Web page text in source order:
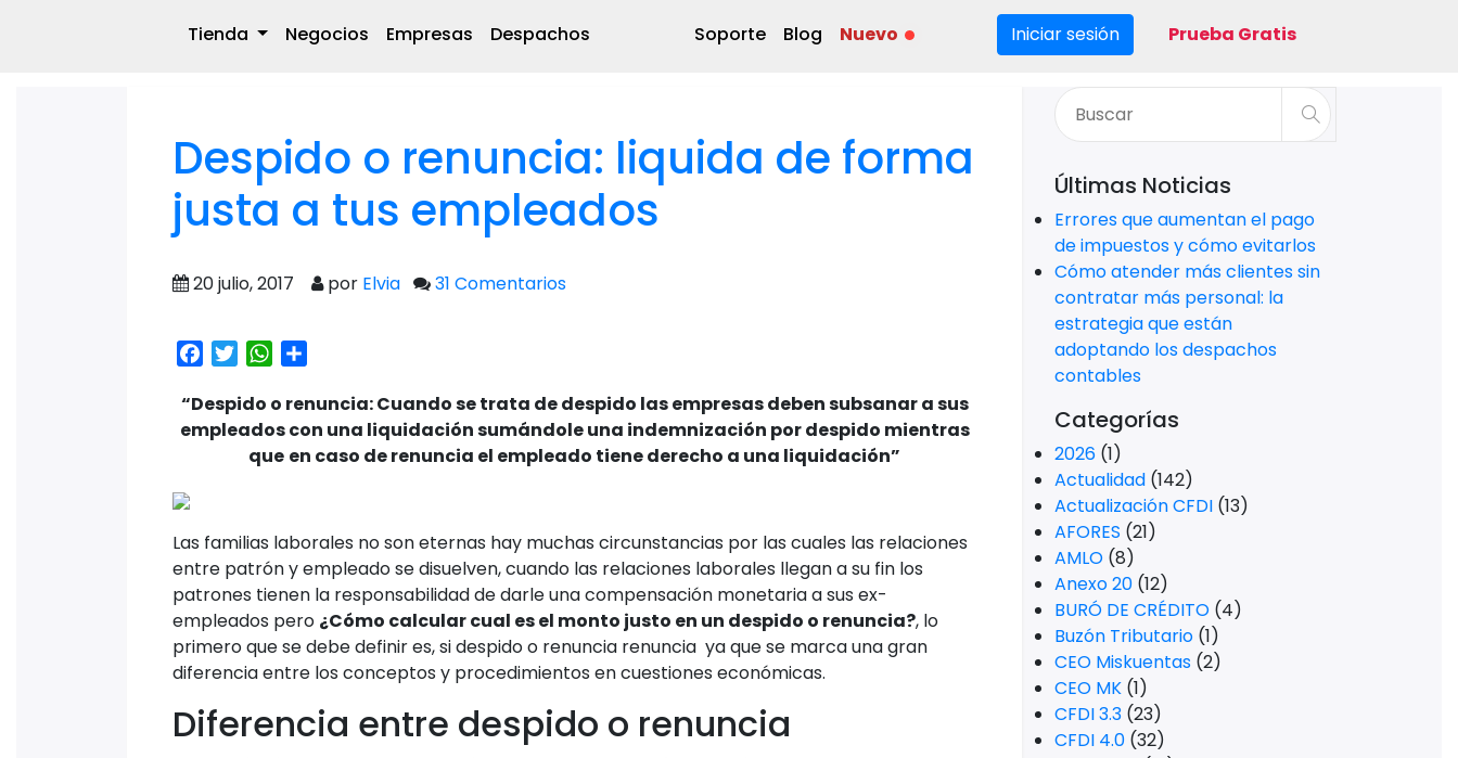
Tienda Negocios Empresas Despachos Soporte Blog Nuevo Iniciar sesión Prueba Gratis
Despido o renuncia: liquida de forma
justa a tus empleados
20 julio, 2017 por Elvia 31 Comentarios
Facebook
TwitterWhatsApp
“Despido o renuncia: Cuando se trata de despido las empresas deben subsanar a sus
empleados con una liquidación sumándole una indemnización por despido mientras
que en caso de renuncia el empleado tiene derecho a una liquidación”
Las familias laborales no son eternas hay muchas circunstancias por las cuales las relaciones
entre patrón y empleado se disuelven, cuando las relaciones laborales llegan a su fin los
patrones tienen la responsabilidad de darle una compensación monetaria a sus ex-
empleados pero ¿Cómo calcular cual es el monto justo en un despido o renuncia?, lo
primero que se debe definir es, si despido o renuncia renuncia ya que se marca una gran
diferencia entre los conceptos y procedimientos en cuestiones económicas.
Diferencia entre despido o renuncia
Últimas Noticias
Errores que aumentan el pago
de impuestos y cómo evitarlos
Cómo atender más clientes sin
contratar más personal: la
estrategia que están
adoptando los despachos
contables
Categorías
2026 (1)
Actualidad (142)
Actualización CFDI (13)
AFORES (21)
AMLO (8)
Anexo 20 (12)
BURÓ DE CRÉDITO (4)
Buzón Tributario (1)
CEO Miskuentas (2)
CEO MK (1)
CFDI 3.3 (23)
CFDI 4.0 (32)